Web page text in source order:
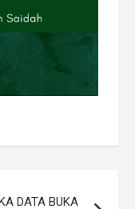
DATA BUKA